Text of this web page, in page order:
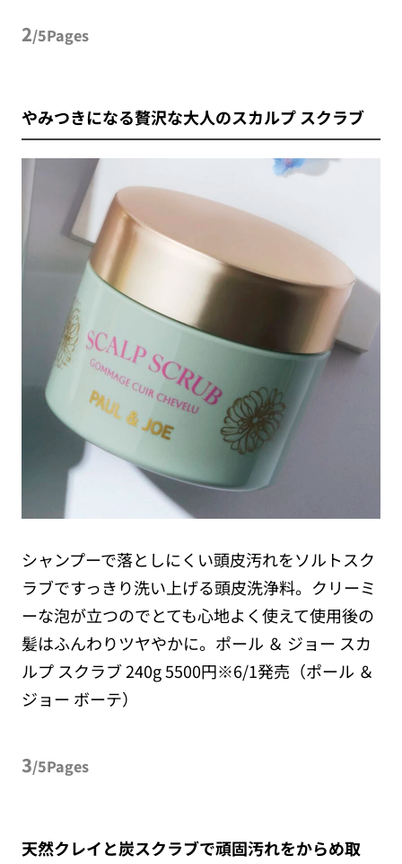
2/5Pages
やみつきになる贅沢な大人のスカルプ スクラブ
シャンプーで落としにくい頭皮汚れをソルトスク
ラブですっきり洗い上げる頭皮洗浄料。クリーミ
ーな泡が立つのでとても心地よく使えて使用後の
髪はふんわりツヤやかに。ポール ＆ ジョー スカ
ルプ スクラブ 240g 5500円※6/1発売（ポール ＆
ジョー ボーテ）
3/5Pages
天然クレイと炭スクラブで頑固汚れをからめ取